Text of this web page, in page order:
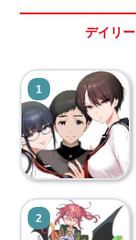
デイリー
1
2